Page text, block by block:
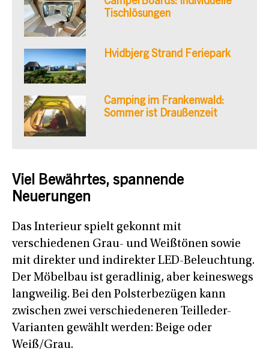
Tischlösungen
Hvidbjerg Strand Feriepark
Camping im Frankenwald:
Sommer ist Draußenzeit
Viel Bewährtes, spannende
Neuerungen
Das Interieur spielt gekonnt mit
verschiedenen Grau- und Weißtönen sowie
mit direkter und indirekter LED-Beleuchtung.
Der Möbelbau ist geradlinig, aber keineswegs
langweilig. Bei den Polsterbezügen kann
zwischen zwei verschiedeneren Teilleder-
Varianten gewählt werden: Beige oder
Weiß/Grau.